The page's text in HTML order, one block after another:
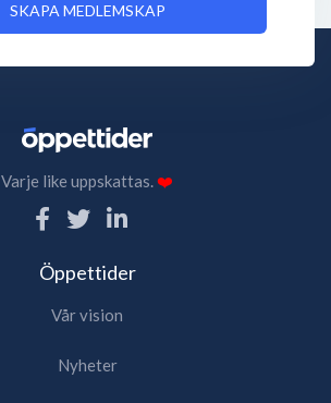
SKAPA MEDLEMSKAP
Varje like uppskattas.❤️
Öppettider
Vår vision
Nyheter